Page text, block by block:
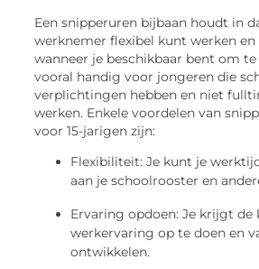
Een snipperuren bijbaan houdt in
werknemer flexibel kunt werken
wanneer je beschikbaar bent om
vooral handig voor jongeren die
verplichtingen hebben en niet
werken. Enkele voordelen van
voor 15-jarigen zijn:
Flexibiliteit: Je kunt je
aan je schoolrooster en
Ervaring opdoen: Je krijgt de
werkervaring op te doen en
ontwikkelen.